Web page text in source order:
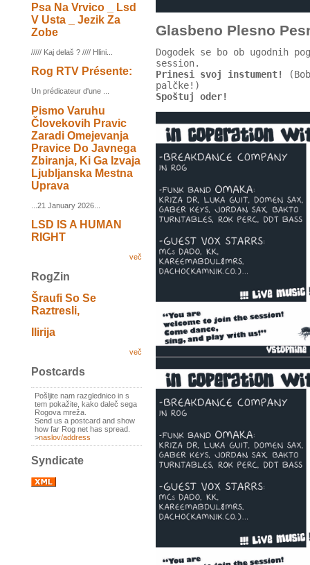
Psa Na Vrvico _ Lsd
V Usta _ Jezik Za
Zobe
///// Kaj delaš ? //// Hlini...
Rog RTV Présente:
Un prédicateur d'une ...
Pismo Varuhu
Človekovih Pravic
Zaradi Omejevanja
Pravice Do Javnega
Zbiranja, Ki Ga Izvaja
Ljubljanska Mestna
Uprava
...21 January 2026...
LSD IS A HUMAN
RIGHT
več
RogZin
Šraufi So Se
Raztresli,
Ilirija
več
Postcards
Pošljite nam razglednico in s
tem pokažite, kako daleč sega
Rogova mreža.
Send us a postcard and show
how far Rog net has spread.
>naslov/address
Syndicate
Glasbeno Plesno
Dogodek se bo ob ugodnih
session.
Prinesi svoj instument!
palčke!)
Spoštuj oder!